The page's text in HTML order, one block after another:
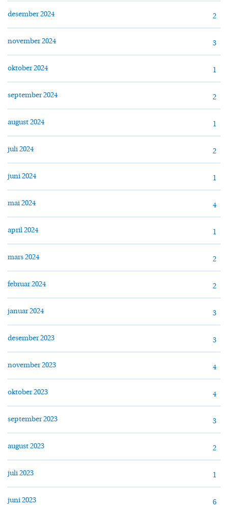
desember 2024 2
november 2024 3
oktober 2024 1
september 2024 2
august 2024 1
juli 2024 2
juni 2024 1
mai 2024 4
april 2024 1
mars 2024 2
februar 2024 2
januar 2024 3
desember 2023 3
november 2023 4
oktober 2023 4
september 2023 3
august 2023 2
juli 2023 1
juni 2023 6